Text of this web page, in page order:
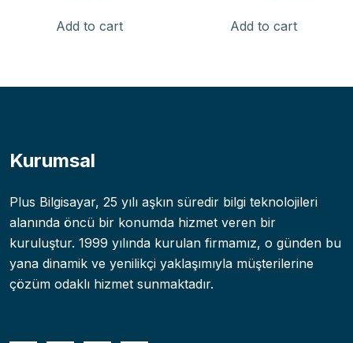
Add to cart Add to cart
Kurumsal
Plus Bilgisayar, 25 yılı aşkın süredir bilgi teknolojileri
alanında öncü bir konumda hizmet veren bir
kuruluştur. 1999 yılında kurulan firmamız, o günden bu
yana dinamik ve yenilikçi yaklaşımıyla müşterilerine
çözüm odaklı hizmet sunmaktadır.